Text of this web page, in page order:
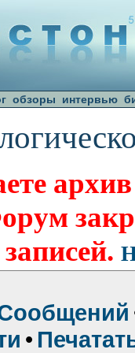
обзоры интервью
записей.
•